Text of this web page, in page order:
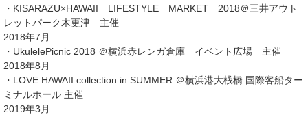
・KISARAZU×HAWAII LIFESTYLE MARKET 2018＠三井アウト
レットパーク木更津 主催
2018年7月
・UkulelePicnic 2018 ＠横浜赤レンガ倉庫 イベント広場 主催
2018年8月
・LOVE HAWAII collection in SUMMER ＠横浜港大桟橋 国際客船ター
ミナルホール 主催
2019年3月